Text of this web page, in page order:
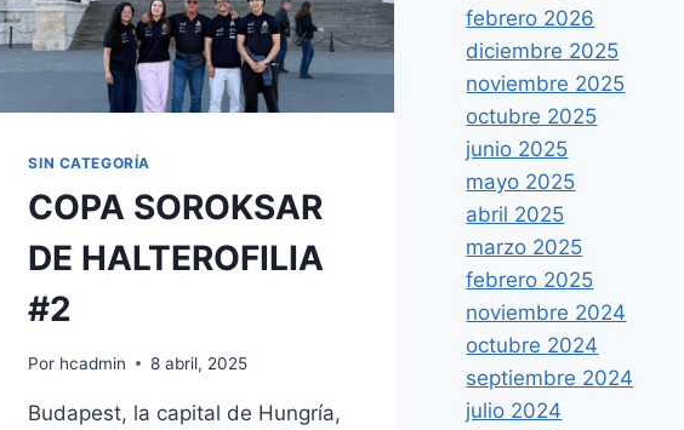
SIN CATEGORÍA
COPA SOROKSAR
DE HALTEROFILIA
#2
Por hcadmin 8 abril, 2025
Budapest, la capital de Hungría,
febrero 2026
diciembre 2025
noviembre 2025
octubre 2025
junio 2025
mayo 2025
abril 2025
marzo 2025
febrero 2025
noviembre 2024
octubre 2024
septiembre 2024
julio 2024